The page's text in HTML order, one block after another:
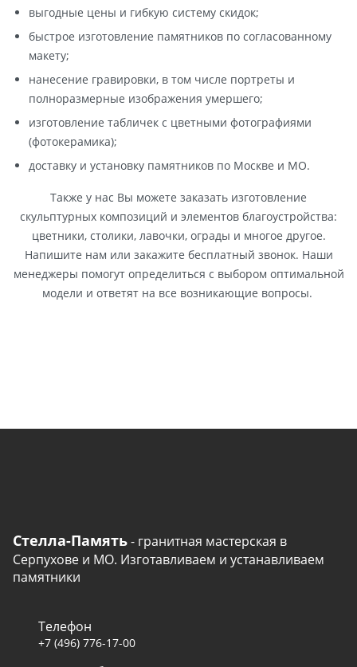
выгодные цены и гибкую систему скидок;
быстрое изготовление памятников по согласованному
макету;
нанесение гравировки, в том числе портреты и
полноразмерные изображения умершего;
изготовление табличек с цветными фотографиями
(фотокерамика);
доставку и установку памятников по Москве и МО.
Также у нас Вы можете заказать изготовление
скульптурных композиций и элементов благоустройства:
цветники, столики, лавочки, ограды и многое другое.
Напишите нам или закажите бесплатный звонок. Наши
менеджеры помогут определиться с выбором оптимальной
модели и ответят на все возникающие вопросы.
Стелла-Память- гранитная мастерская в
Серпухове и МО. Изготавливаем и устанавливаем
памятники
Телефон
+7 (496) 776-17-00